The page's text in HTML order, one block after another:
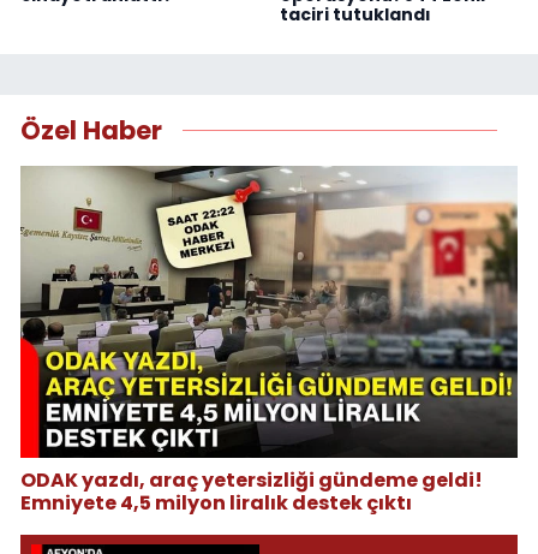
taciri tutuklandı
Özel Haber
ODAK yazdı, araç yetersizliği gündeme geldi!
Emniyete 4,5 milyon liralık destek çıktı